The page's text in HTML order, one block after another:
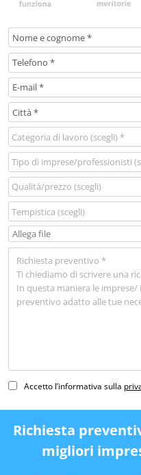
Accetto l’informativa sulla
Richiesta
migliori